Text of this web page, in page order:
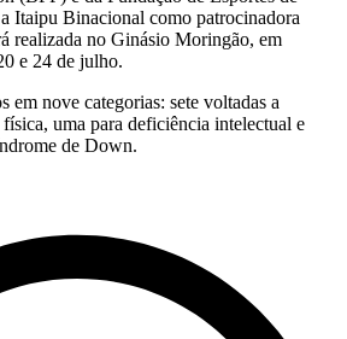
Itaipu Binacional como patrocinadora
realizada no Ginásio Moringão, em
e 24 de julho.
em nove categorias: sete voltadas a
uma para deficiência intelectual e
de Down.